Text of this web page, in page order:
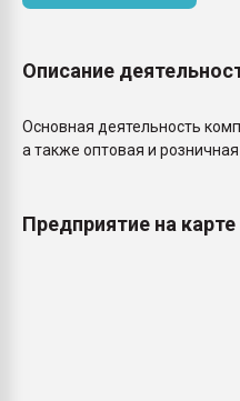
Описание
Основная деятельность
а также оптовая и розничная
Предприятие на карте